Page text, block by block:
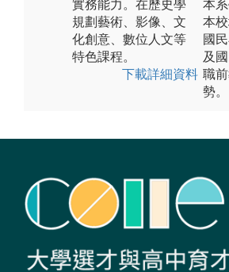
實務能力。在歷史學
規劃藝術、影像、文
化創意、數位人文等
特色課程。
下載詳細資料
本
本
國
及
職
勢。